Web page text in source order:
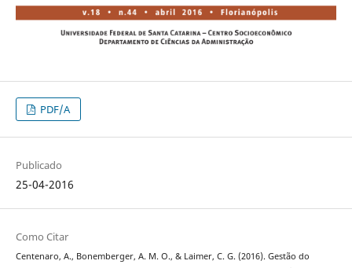
PDF/A
Publicado
25-04-2016
Como Citar
Centenaro, A., Bonemberger, A. M. O., & Laimer, C. G. (2016). Gestão do